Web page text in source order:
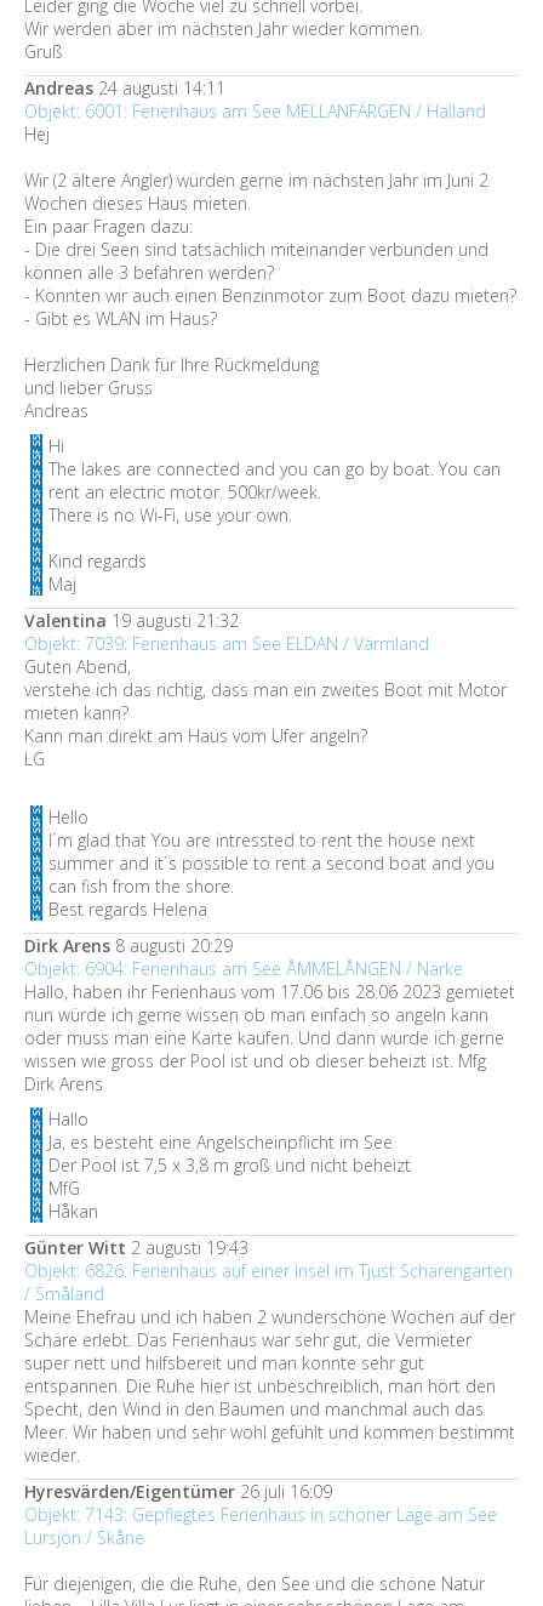
Leider ging die Woche viel zu schnell vorbei.
Wir werden aber im nächsten Jahr wieder kommen.
Gruß
Andreas 24 augusti 14:11
Objekt: 6001: Ferienhaus am See MELLANFÄRGEN / Halland
Hej
Wir (2 ältere Angler) würden gerne im nächsten Jahr im Juni 2
Wochen dieses Haus mieten.
Ein paar Fragen dazu:
- Die drei Seen sind tatsächlich miteinander verbunden und
können alle 3 befahren werden?
- Könnten wir auch einen Benzinmotor zum Boot dazu mieten?
- Gibt es WLAN im Haus?
Herzlichen Dank für Ihre Rückmeldung
und lieber Gruss
Andreas
Hi
The lakes are connected and you can go by boat. You can
rent an electric motor. 500kr/week.
There is no Wi-Fi, use your own.
Kind regards
Maj
Valentina 19 augusti 21:32
Objekt: 7039: Ferienhaus am See ELDAN / Värmland
Guten Abend,
verstehe ich das richtig, dass man ein zweites Boot mit Motor
mieten kann?
Kann man direkt am Haus vom Ufer angeln?
LG
Hello
I´m glad that You are intressted to rent the house next
summer and it´s possible to rent a second boat and you
can fish from the shore.
Best regards Helena
Dirk Arens 8 augusti 20:29
Objekt: 6904: Ferienhaus am See ÅMMELÅNGEN / Närke
Hallo, haben ihr Ferienhaus vom 17.06 bis 28.06 2023 gemietet
nun würde ich gerne wissen ob man einfach so angeln kann
oder muss man eine Karte kaufen. Und dann würde ich gerne
wissen wie gross der Pool ist und ob dieser beheizt ist. Mfg
Dirk Arens
Hallo
Ja, es besteht eine Angelscheinpflicht im See
Der Pool ist 7,5 x 3,8 m groß und nicht beheizt
MfG
Håkan
Günter Witt 2 augusti 19:43
Objekt: 6826: Ferienhaus auf einer Insel im Tjust Schärengarten
/ Småland
Meine Ehefrau und ich haben 2 wunderschöne Wochen auf der
Schäre erlebt. Das Ferienhaus war sehr gut, die Vermieter
super nett und hilfsbereit und man konnte sehr gut
entspannen. Die Ruhe hier ist unbeschreiblich, man hört den
Specht, den Wind in den Bäumen und manchmal auch das
Meer. Wir haben und sehr wohl gefühlt und kommen bestimmt
wieder.
Hyresvärden/Eigentümer 26 juli 16:09
Objekt: 7143: Gepflegtes Ferienhaus in schöner Lage am See
Lursjön / Skåne
Für diejenigen, die die Ruhe, den See und die schöne Natur